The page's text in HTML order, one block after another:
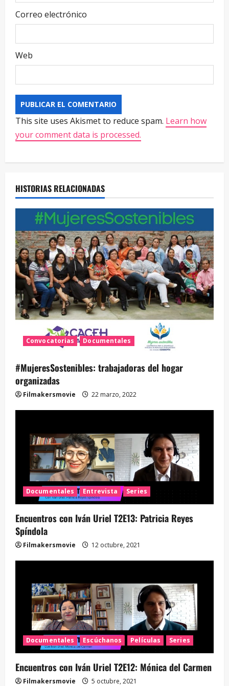
Correo electrónico
Web
This site uses Akismet to reduce spam. Learn how
your comment data is processed.
HISTORIAS RELACIONADAS
Convocatorias Documentales
#MujeresSostenibles: trabajadoras del hogar
organizadas
Filmakersmovie 22 marzo, 2022
Documentales Entrevista Series
Encuentros con Iván Uriel T2E13: Patricia Reyes
Spíndola
Filmakersmovie 12 octubre, 2021
Documentales Escúchanos Películas Series
Encuentros con Iván Uriel T2E12: Mónica del Carmen
Filmakersmovie 5 octubre, 2021